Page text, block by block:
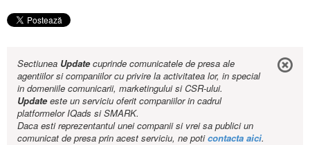
Sectiunea Updatecuprinde comunicatele de presa ale
agentiilor si companiilor cu privire la activitatea lor, in special
in domeniile comunicarii, marketingului si CSR-ului.
Updateeste un serviciu oferit companiilor in cadrul
platformelor IQads si SMARK.
Daca esti reprezentantul unei companii si vrei sa publici un
comunicat de presa prin acest serviciu, ne poticontacta aici.